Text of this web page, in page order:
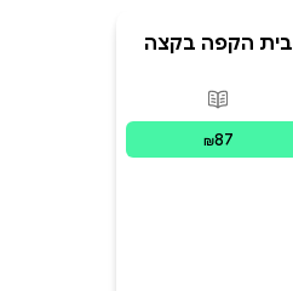
בית הקפה בקצה
פורמטים זמינים
₪87